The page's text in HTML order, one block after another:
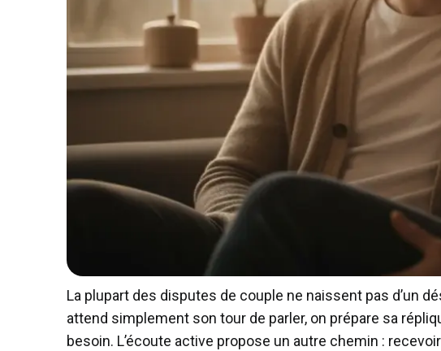
La plupart des disputes de couple ne naissent pas d’un
attend simplement son tour de parler, on prépare sa
besoin. L’écoute active propose un autre chemin :